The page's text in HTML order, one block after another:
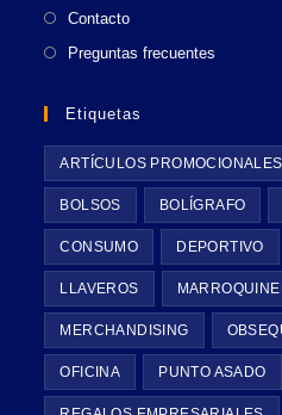
Contacto
Preguntas frecuentes
Etiquetas
ARTÍCULOS
BOLSOS BOLÍGRAFO
CONSUMO DEPORTIVO
LLAVEROS
MERCHANDISING
OFICINA PUNTO ASADO